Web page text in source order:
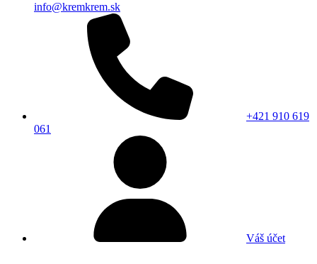
info@kremkrem.sk
+421 910 619
061
Váš účet